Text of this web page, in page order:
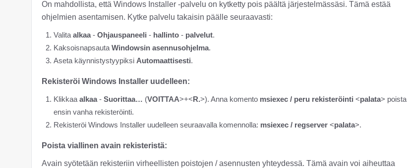
On mahdollista, että Windows Installer -palvelu on kytketty pois päältä järjestelmässäsi. Tämä estää
ohjelmien asentamisen. Kytke palvelu takaisin päälle seuraavasti:
Valita alkaa- Ohjauspaneeli - hallinto - palvelut.
Kaksoisnapsauta Windowsin asennusohjelma.
Aseta käynnistystyypiksi Automaattisesti.
Rekisteröi Windows Installer uudelleen:
Klikkaa alkaa- Suorittaa… (VOITTAA>+<R.>). Anna komento msiexec / peru rekisteröinti <palata> poista
ensin vanha rekisteröinti.
Rekisteröi Windows Installer uudelleen seuraavalla komennolla: msiexec / regserver <palata>.
Poista viallinen avain rekisteristä:
Avain syötetään rekisteriin virheellisten poistojen / asennusten yhteydessä. Tämä avain voi aiheuttaa